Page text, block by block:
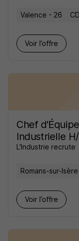
Valence - 26
Voir l’offre
Chef
Industrielle
L'Industrie recrute
Romans-sur-
Voir l’offre